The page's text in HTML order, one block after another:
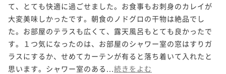
て、とても快適に過ごせました。お食事もお刺身のカレイが
大変美味しかったです。朝食のノドグロの干物は絶品でし
た。お部屋のテラスも広くて、露天風呂もとても良かったで
す。１つ気になったのは、お部屋のシャワー室の窓はすりガ
ラスにするか、せめてカーテンが有ると落ち着いて入れたと
思います。シャワー室のある... 続きをよむ